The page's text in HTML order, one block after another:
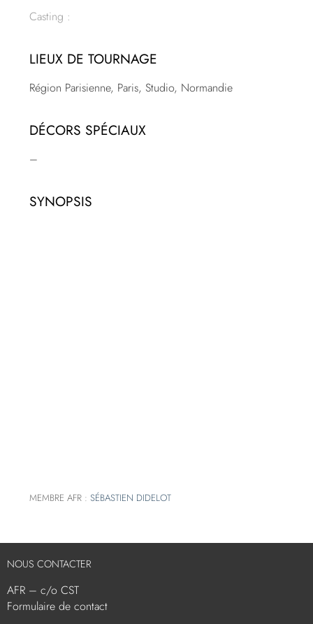
Casting :
LIEUX DE TOURNAGE
Région Parisienne, Paris, Studio, Normandie
DÉCORS SPÉCIAUX
–
SYNOPSIS
MEMBRE AFR :SÉBASTIEN DIDELOT
NOUS CONTACTER
AFR – c/o CST
Formulaire de contact